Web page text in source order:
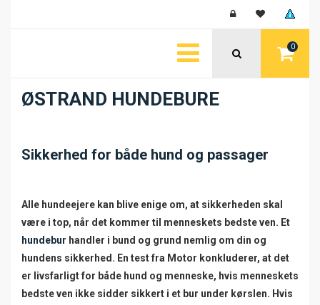
0
ØSTRAND HUNDEBURE
Sikkerhed for både hund og passager
Alle hundeejere kan blive enige om, at sikkerheden skal
være i top, når det kommer til menneskets bedste ven. Et
hundebur handler i bund og grund nemlig om din og
hundens sikkerhed. En test fra Motor konkluderer, at det
er livsfarligt for både hund og menneske, hvis menneskets
bedste ven ikke sidder sikkert i et bur under kørslen. Hvis